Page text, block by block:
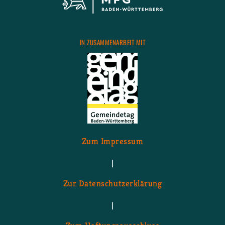
IN ZU­SAM­MEN­AR­BEIT MIT
Zum Im­pres­sum
|
Zur Da­ten­schutz­er­klä­rung
|